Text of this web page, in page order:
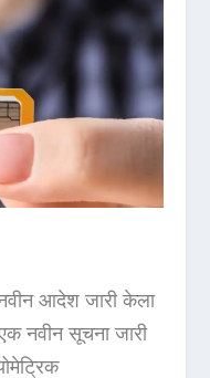
नवीन आदेश जारी केला
नवीन सूचना जारी